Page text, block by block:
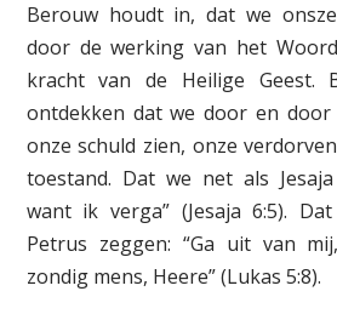
Berouw houdt in, dat we
door de werking van het
kracht van de Heilige Geest.
ontdekken dat we door en
onze schuld zien, onze
toestand. Dat we net als
want ik verga” (Jesaja 6:5).
Petrus zeggen: “Ga uit van
zondig mens, Heere” (Lukas 5:8).